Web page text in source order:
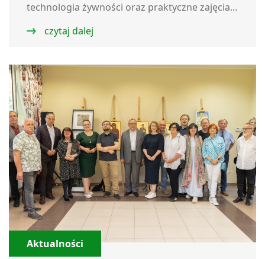
technologia żywności oraz praktyczne zajęcia...
czytaj dalej
Aktualności